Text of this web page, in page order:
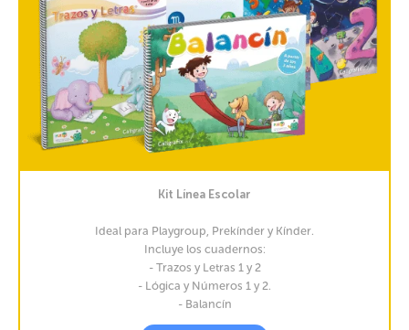
Kit Línea Escolar
Ideal para Playgroup, Prekínder y Kínder.
Incluye los cuadernos:
- Trazos y Letras 1 y 2
- Lógica y Números 1 y 2.
- Balancín